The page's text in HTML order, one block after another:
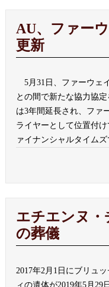
AU、ファー
更新
5月31日、ファーウェ
との間で新たな協力協
は3年間延長され、ファ
ライヤーとして位置付
ァイナンシャルタイム
エチエンヌ・
の葬儀
2017年2月1日にブリュ
ィの遺体が2019年5月29